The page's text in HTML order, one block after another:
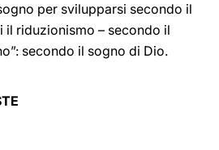
per svilupparsi secondo il
il riduzionismo – secondo il
secondo il sogno di Dio.